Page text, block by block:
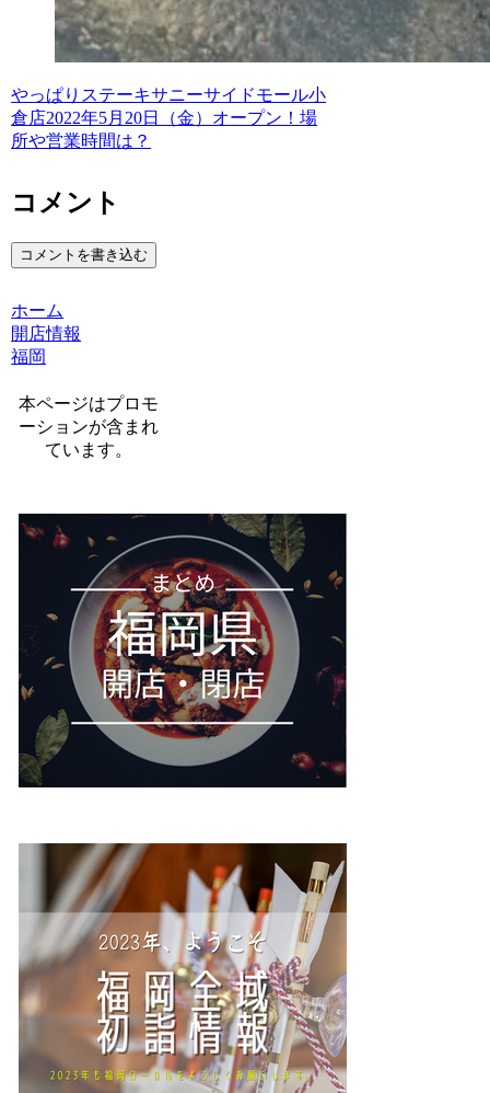
やっぱりステーキサニーサイドモール小
倉店2022年5月20日（金）オープン！場
所や営業時間は？
コメント
コメントを書き込む
ホーム
開店情報
福岡
本ページはプロモ
ーションが含まれ
ています。